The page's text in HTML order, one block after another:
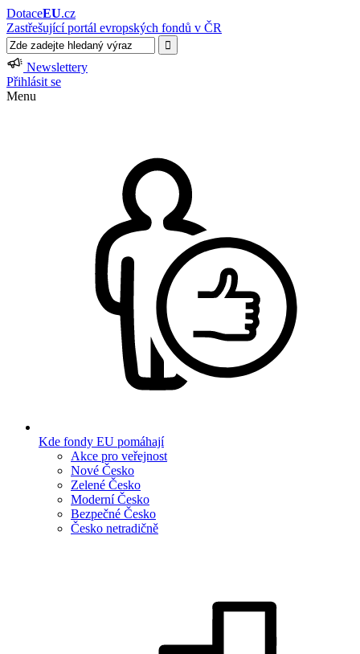
DotaceEU.cz
Zastřešující portál evropských fondů v ČR
Newslettery
Přihlásit se
Menu
Kde fondy EU pomáhají
Akce pro veřejnost
Nové Česko
Zelené Česko
Moderní Česko
Bezpečné Česko
Česko netradičně